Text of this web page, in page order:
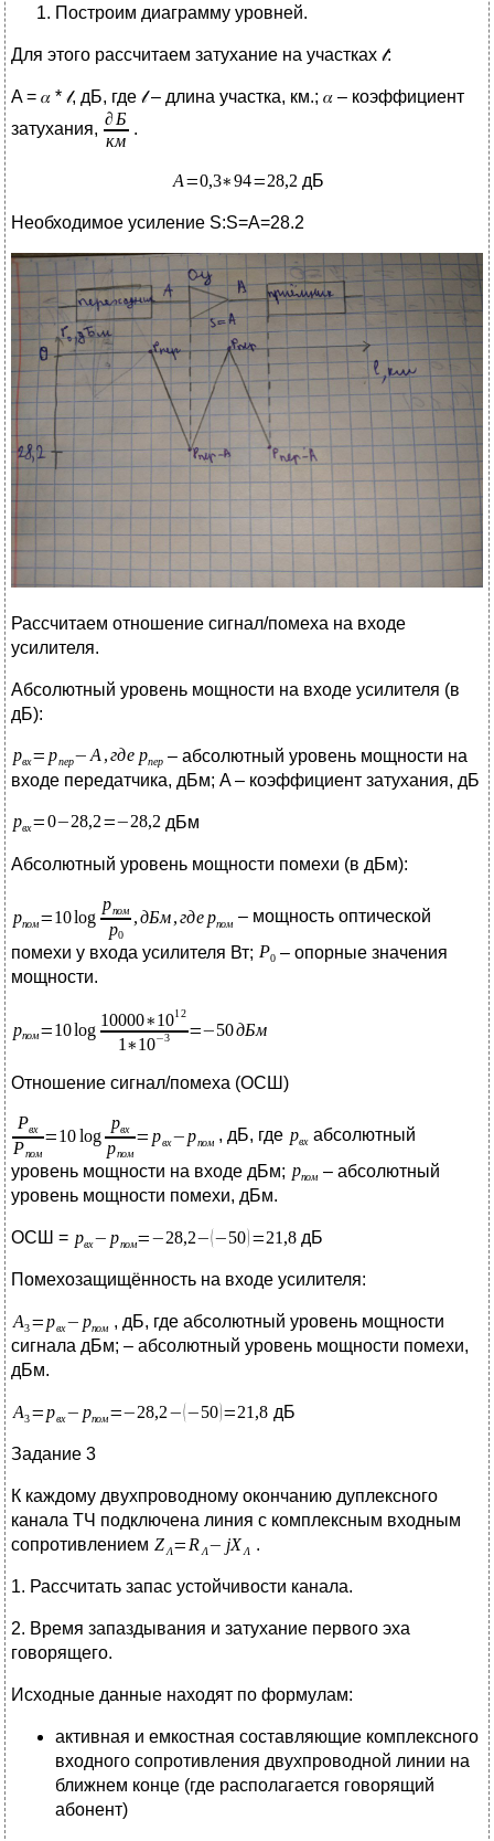
Построим диаграмму уровней.
Для этого рассчитаем затухание на участках 𝓁:
A = 𝛼 * 𝓁, дБ, где 𝓁 – длина участка, км.; 𝛼 – коэффициент
затухания,
.
дБ
Необходимое усиление S:S=A=28.2
Рассчитаем отношение сигнал/помеха на входе
усилителя.
Абсолютный уровень мощности на входе усилителя (в
дБ):
– абсолютный уровень мощности на
входе передатчика, дБм; A – коэффициент затухания, дБ
дБм
Абсолютный уровень мощности помехи (в дБм):
– мощность оптической
помехи у входа усилителя Вт;
– опорные значения
мощности.
Отношение сигнал/помеха (ОСШ)
, дБ, где
абсолютный
уровень мощности на входе дБм;
– абсолютный
уровень мощности помехи, дБм.
ОСШ = дБ
Помехозащищённость на входе усилителя:
, дБ, где абсолютный уровень мощности
сигнала дБм; – абсолютный уровень мощности помехи,
дБм.
дБ
Задание 3
К каждому двухпроводному окончанию дуплексного
канала ТЧ подключена линия с комплексным входным
сопротивлением
.
1. Рассчитать запас устойчивости канала.
2. Время запаздывания и затухание первого эха
говорящего.
Исходные данные находят по формулам:
активная и емкостная составляющие комплексного
входного сопротивления двухпроводной линии на
ближнем конце (где располагается говорящий
абонент)